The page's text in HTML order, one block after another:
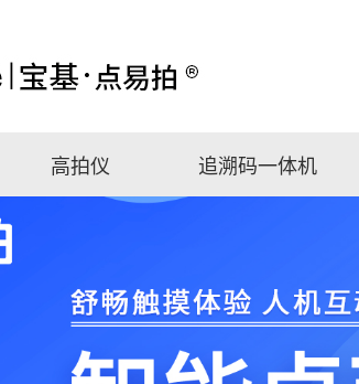
高拍仪 追溯码一体机